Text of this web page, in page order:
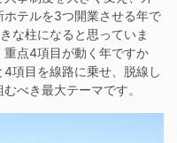
テルを3つ開業させる年で
な柱になると思っていま
点4項目が動く年ですか
項目を線路に乗せ、脱線し
べき最大テーマです。